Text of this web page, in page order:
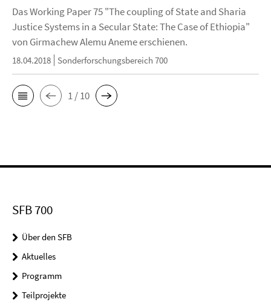
Das Working Paper 75 "The coupling of State and Sharia
Justice Systems in a Secular State: The Case of Ethiopia"
von Girmachew Alemu Aneme erschienen.
18.04.2018 Sonderforschungsbereich 700
1 / 10
SFB 700
Über den SFB
Aktuelles
Programm
Teilprojekte